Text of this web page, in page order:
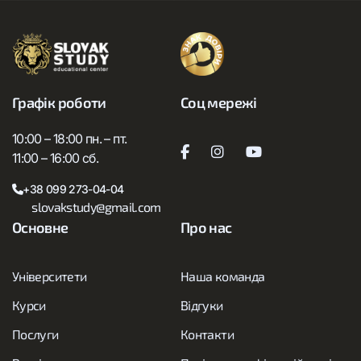
технологічного прогресу. Випускники елітних IT-
університетів мають реальні переваги під час
працевлаштування, доступ до широкої мережі
Графік роботи
10:00 – 18:00 пн. – пт.
11:00 – 16:00 сб.
+38 099 273-04-04
slovakstudy@gmail.com
Основне
Університети
Курси
Послуги
Про нас
Наша команда
Відгуки
Контакти
Соц мережі